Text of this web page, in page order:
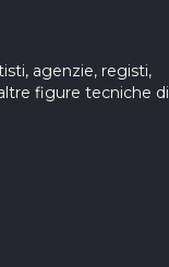
agenzie, registi,
figure tecniche di